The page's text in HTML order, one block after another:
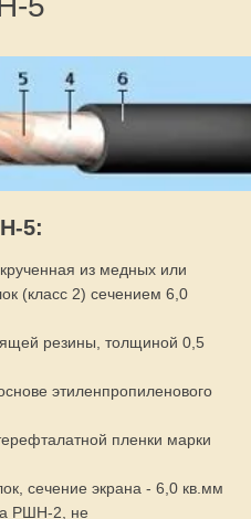
5:
из медных или
(класс 2) сечением 6,0
резины, толщиной 0,5
этиленпропиленового
пленки марки
сечение экрана - 6,0 кв.мм
РШН-2, не